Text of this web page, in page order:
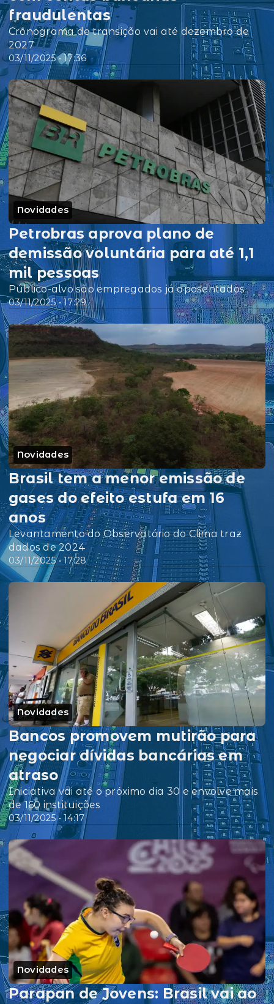
03/11/2025 • 17:36
fraudulentas
Cronograma de transição vai até dezembro de
2027
Novidades
03/11/2025 • 17:29
Petrobras aprova plano de
demissão voluntária para até 1,1
mil pessoas
Público-alvo são empregados já aposentados
Novidades
03/11/2025 • 17:28
Brasil tem a menor emissão de
gases do efeito estufa em 16
anos
Levantamento do Observatório do Clima traz
dados de 2024
Novidades
03/11/2025 • 14:17
Bancos promovem mutirão para
negociar dívidas bancárias em
atraso
Iniciativa vai até o próximo dia 30 e envolve mais
de 160 instituições
Novidades
Parapan de Jovens: Brasil vai ao